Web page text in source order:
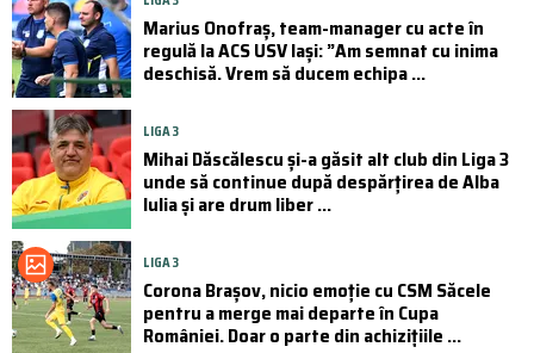
Marius Onofraș, team-manager cu acte în
regulă la ACS USV Iași: ”Am semnat cu inima
deschisă. Vrem să ducem echipa ...
LIGA 3
Mihai Dăscălescu și-a găsit alt club din Liga 3
unde să continue după despărțirea de Alba
Iulia și are drum liber ...
LIGA 3
Corona Brașov, nicio emoție cu CSM Săcele
pentru a merge mai departe în Cupa
României. Doar o parte din achizițiile ...